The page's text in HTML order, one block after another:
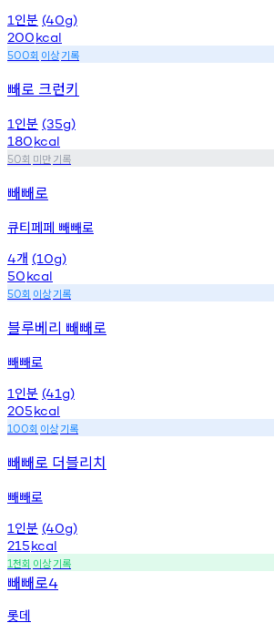
1 인분 (40g)
200kcal
500회 이상기록
빼로 크런키
1 인분 (35g)
180kcal
50회 미만기록
빼빼로
큐티페페 빼빼로
4개 (10g)
50kcal
50회 이상기록
블루베리 빼빼로
빼빼로
1 인분 (41g)
205kcal
100회 이상기록
빼빼로 더블리치
빼빼로
1 인분 (40g)
215kcal
1천회 이상기록
빼빼로4
롯데